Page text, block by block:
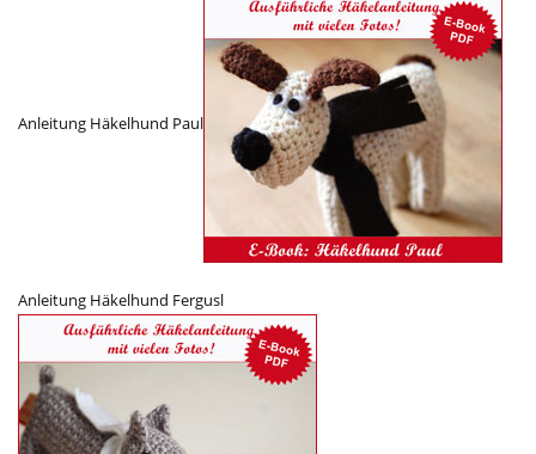
Anleitung Häkelhund Paul
Anleitung Häkelhund Fergusl